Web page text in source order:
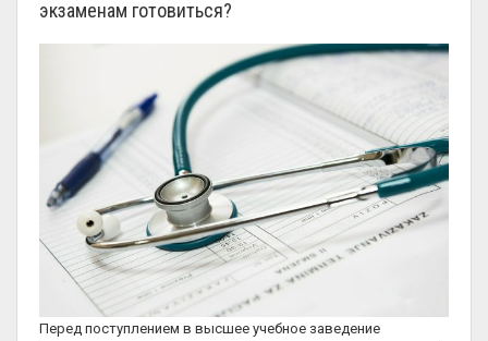
экзаменам готовиться?
Перед поступлением в высшее учебное заведение